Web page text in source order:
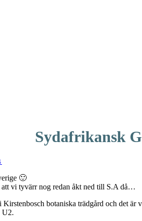
Sydafrikansk
🙂
vi tyvärr nog redan åkt ned till S.A då…
botaniska trädgård och det är
U2.